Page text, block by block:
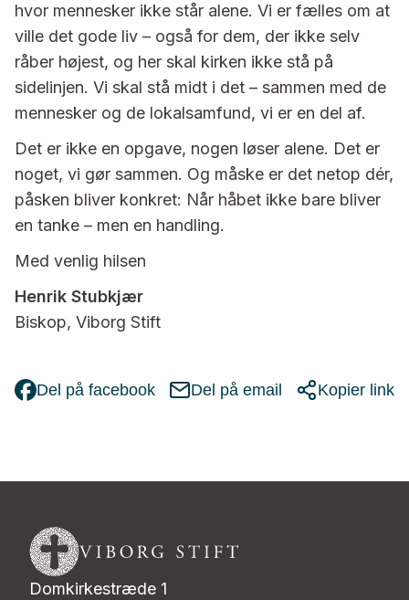
hvor mennesker ikke står alene. Vi er fælles om at
ville det gode liv – også for dem, der ikke selv
råber højest, og her skal kirken ikke stå på
sidelinjen. Vi skal stå midt i det – sammen med de
mennesker og de lokalsamfund, vi er en del af.
Det er ikke en opgave, nogen løser alene. Det er
noget, vi gør sammen. Og måske er det netop dér,
påsken bliver konkret: Når håbet ikke bare bliver
en tanke – men en handling.
Med venlig hilsen
Henrik Stubkjær
Biskop, Viborg Stift
Del på facebook Del på email Kopier link
Domkirkestræde 1